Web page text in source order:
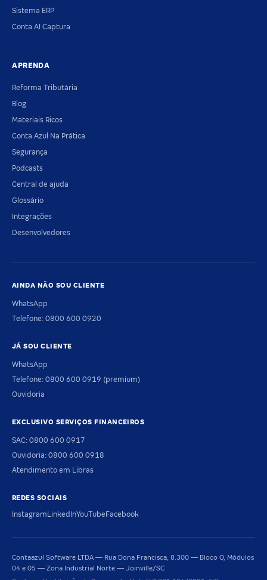
Sistema ERP
Conta AI Captura
APRENDA
Reforma Tributária
Blog
Materiais Ricos
Conta Azul Na Prática
Segurança
Podcasts
Central de ajuda
Glossário
Integrações
Desenvolvedores
AINDA NÃO SOU CLIENTE
WhatsApp
Telefone: 0800 600 0920
JÁ SOU CLIENTE
WhatsApp
Telefone: 0800 600 0919 (premium)
Ouvidoria
EXCLUSIVO SERVIÇOS FINANCEIROS
SAC: 0800 600 0917
Ouvidoria: 0800 600 0918
Atendimento em Libras
REDES SOCIAIS
InstagramLinkedInYouTubeFacebook
Contaazul Software LTDA — Rua Dona Francisca, 8.300 — Bloco O, Módulos
04 e 05 — Zona Industrial Norte — Joinville/SC